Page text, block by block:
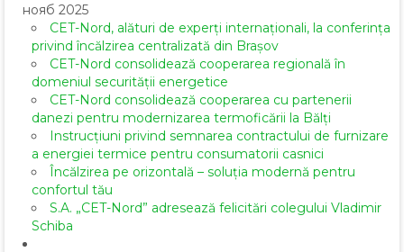
нояб 2025
CET-Nord, alături de experți internaționali, la conferința
privind încălzirea centralizată din Brașov
CET-Nord consolidează cooperarea regională în
domeniul securității energetice
CET-Nord consolidează cooperarea cu partenerii
danezi pentru modernizarea termoficării la Bălți
Instrucțiuni privind semnarea contractului de furnizare
a energiei termice pentru consumatorii casnici
Încălzirea pe orizontală – soluția modernă pentru
confortul tău
S.A. „CET-Nord” adresează felicitări colegului Vladimir
Schiba